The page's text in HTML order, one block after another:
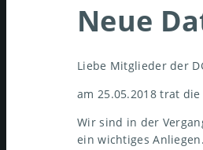
Neue
Liebe Mitglieder der
am 25.05.2018 trat
Wir sind in der
ein wichtiges